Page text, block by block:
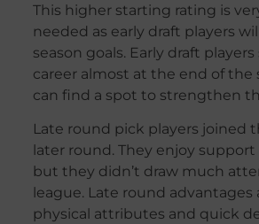
This higher starting rating is
needed as early draft players
season goals. Early draft
career almost at the end of the
can find a spot to strengthen
Late round pick players joined
later round. They enjoy
but they didn’t draw much
league. Late round advantages
physical attributes and quick